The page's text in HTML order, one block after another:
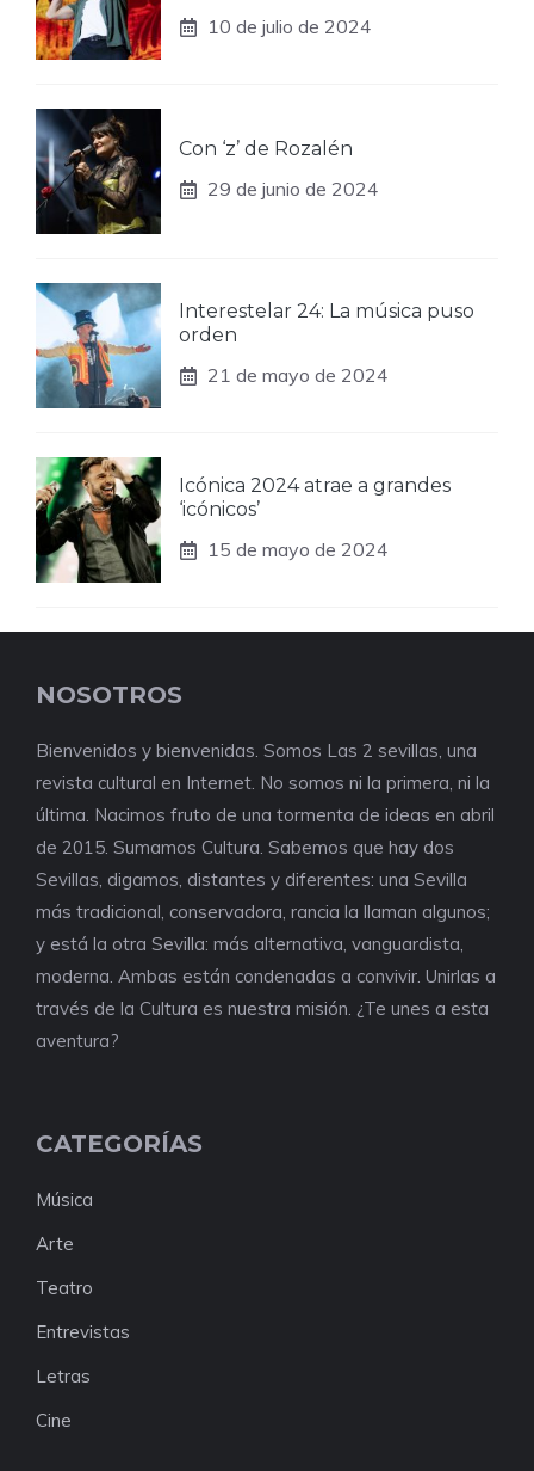
10 de julio de 2024
Con ‘z’ de Rozalén
29 de junio de 2024
Interestelar 24: La música puso
orden
21 de mayo de 2024
Icónica 2024 atrae a grandes
‘icónicos’
15 de mayo de 2024
NOSOTROS
Bienvenidos y bienvenidas. Somos Las 2 sevillas, una
revista cultural en Internet. No somos ni la primera, ni la
última. Nacimos fruto de una tormenta de ideas en abril
de 2015. Sumamos Cultura. Sabemos que hay dos
Sevillas, digamos, distantes y diferentes: una Sevilla
más tradicional, conservadora, rancia la llaman algunos;
y está la otra Sevilla: más alternativa, vanguardista,
moderna. Ambas están condenadas a convivir. Unirlas a
través de la Cultura es nuestra misión. ¿Te unes a esta
aventura?
CATEGORÍAS
Música
Arte
Teatro
Entrevistas
Letras
Cine